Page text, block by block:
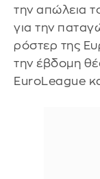
την απώλεια
για την
ρόστερ της
την έβδομη
EuroLeague